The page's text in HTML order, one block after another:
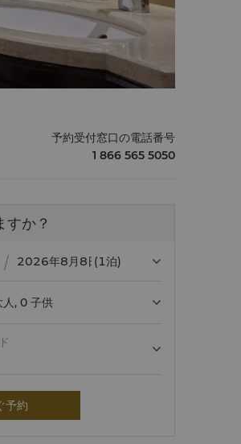
予約受付窓口の電話番号
1 866 565 5050
すか？
(1泊)
人 , 0 子供
予約